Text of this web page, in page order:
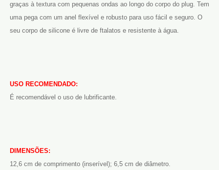
graças à textura com pequenas ondas ao longo do corpo do plug. Tem
uma pega com um anel flexível e robusto para uso fácil e seguro. O
seu corpo de silicone é livre de ftalatos e resistente à água.
USO RECOMENDADO:
É recomendável o uso de lubrificante.
DIMENSÕES:
12,6 cm de comprimento (inserível); 6,5 cm de diâmetro.